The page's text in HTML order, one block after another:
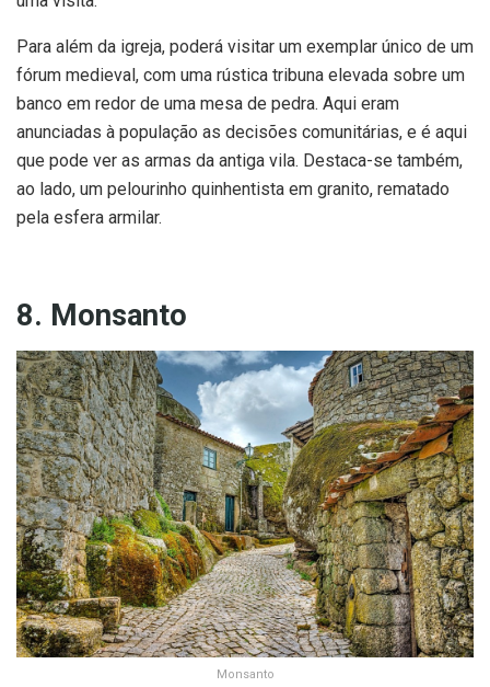
Para além da igreja, poderá visitar um exemplar único de um
fórum medieval, com uma rústica tribuna elevada sobre um
banco em redor de uma mesa de pedra. Aqui eram
anunciadas à população as decisões comunitárias, e é aqui
que pode ver as armas da antiga vila. Destaca-se também,
ao lado, um pelourinho quinhentista em granito, rematado
pela esfera armilar.
8. Monsanto
Monsanto